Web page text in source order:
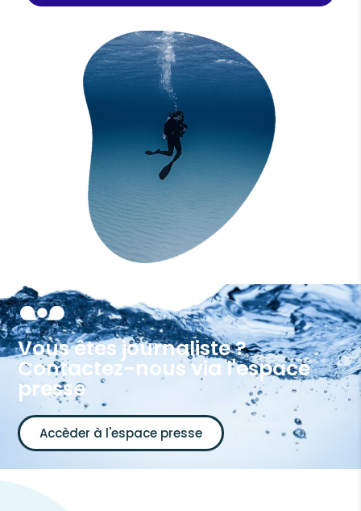
Vous êtes journaliste ?
Contactez-nous via l'espace
presse
Accèder à l'espace presse